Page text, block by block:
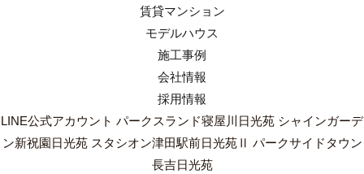
賃貸マンション
モデルハウス
施工事例
会社情報
採用情報
LINE公式アカウント パークスランド寝屋川日光苑 シャインガーデ
ン新祝園日光苑 スタシオン津田駅前日光苑Ⅱ パークサイドタウン
長吉日光苑